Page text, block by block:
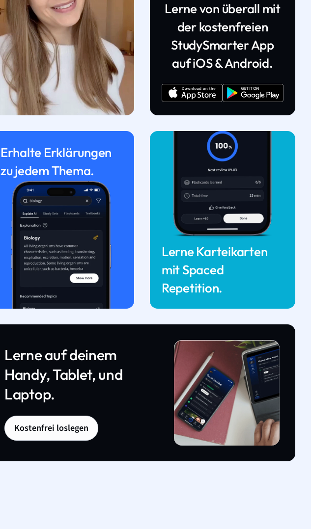
Lerne von überall mit
der kostenfreien
StudySmarter App
auf iOS & Android.
Erhalte Erklärungen
zu jedem Thema.
Lerne Karteikarten
mit Spaced
Repetition.
Lerne auf deinem
Handy, Tablet, und
Laptop.
Kostenfrei loslegen